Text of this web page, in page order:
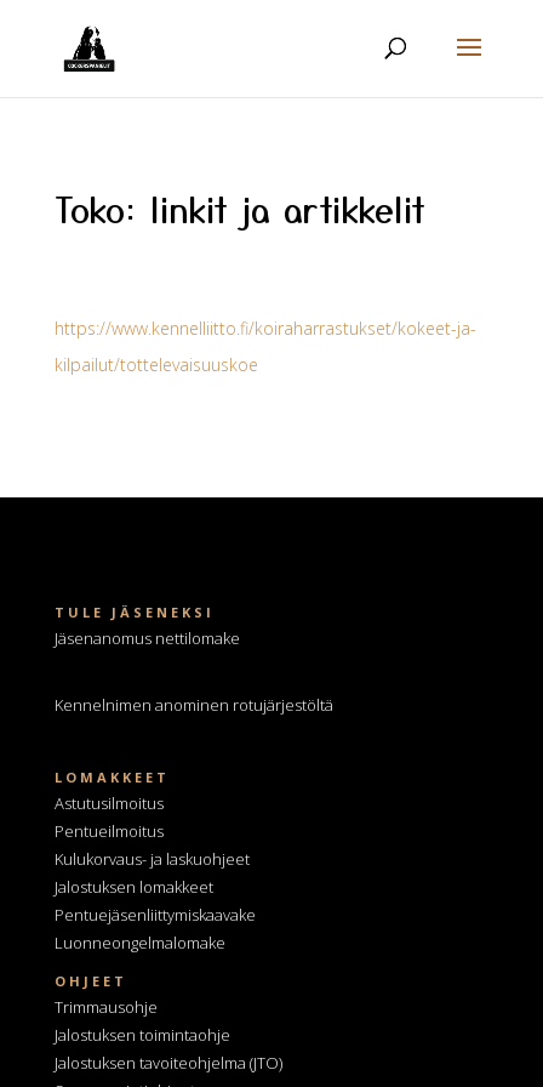
Toko: linkit ja artikkelit
https://www.kennelliitto.fi/koiraharrastukset/kokeet-ja-
kilpailut/tottelevaisuuskoe
TULE JÄSENEKSI
Jäsenanomus nettilomake
Kennelnimen anominen rotujärjestöltä
LOMAKKEET
Astutusilmoitus
Pentueilmoitus
Kulukorvaus- ja laskuohjeet
Jalostuksen lomakkeet
Pentuejäsenliittymiskaavake
Luonneongelmalomake
OHJEET
Trimmausohje
Jalostuksen toimintaohje
Jalostuksen tavoiteohjelma (JTO)